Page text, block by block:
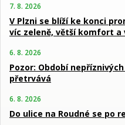
7. 8. 2026
V Plzni se blíží ke konci
víc zeleně, větší komfort a
6. 8. 2026
Pozor: Období
přetrvává
6. 8. 2026
Do ulice na Roudné se po